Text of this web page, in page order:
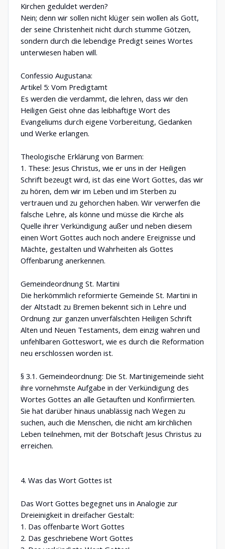
Kirchen geduldet werden?
Nein; denn wir sollen nicht klüger sein wollen als Gott,
der seine Christenheit nicht durch stumme Götzen,
sondern durch die lebendige Predigt seines Wortes
unterwiesen haben will.
Confessio Augustana:
Artikel 5: Vom Predigtamt
Es werden die verdammt, die lehren, dass wir den
Heiligen Geist ohne das leibhaftige Wort des
Evangeliums durch eigene Vorbereitung, Gedanken
und Werke erlangen.
Theologische Erklärung von Barmen:
1. These: Jesus Christus, wie er uns in der Heiligen
Schrift bezeugt wird, ist das eine Wort Gottes, das wir
zu hören, dem wir im Leben und im Sterben zu
vertrauen und zu gehorchen haben. Wir verwerfen die
falsche Lehre, als könne und müsse die Kirche als
Quelle ihrer Verkündigung außer und neben diesem
einen Wort Gottes auch noch andere Ereignisse und
Mächte, gestalten und Wahrheiten als Gottes
Offenbarung anerkennen.
Gemeindeordnung St. Martini
Die herkömmlich reformierte Gemeinde St. Martini in
der Altstadt zu Bremen bekennt sich in Lehre und
Ordnung zur ganzen unverfälschten Heiligen Schrift
Alten und Neuen Testaments, dem einzig wahren und
unfehlbaren Gotteswort, wie es durch die Reformation
neu erschlossen worden ist.
§ 3.1. Gemeindeordnung: Die St. Martinigemeinde sieht
ihre vornehmste Aufgabe in der Verkündigung des
Wortes Gottes an alle Getauften und Konfirmierten.
Sie hat darüber hinaus unablässig nach Wegen zu
suchen, auch die Menschen, die nicht am kirchlichen
Leben teilnehmen, mit der Botschaft Jesus Christus zu
erreichen.
4. Was das Wort Gottes ist
Das Wort Gottes begegnet uns in Analogie zur
Dreieinigkeit in dreifacher Gestalt:
1. Das offenbarte Wort Gottes
2. Das geschriebene Wort Gottes